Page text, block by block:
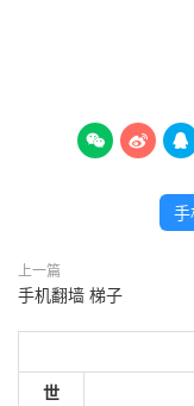
  
手
上一篇
手机翻墙 梯子
世